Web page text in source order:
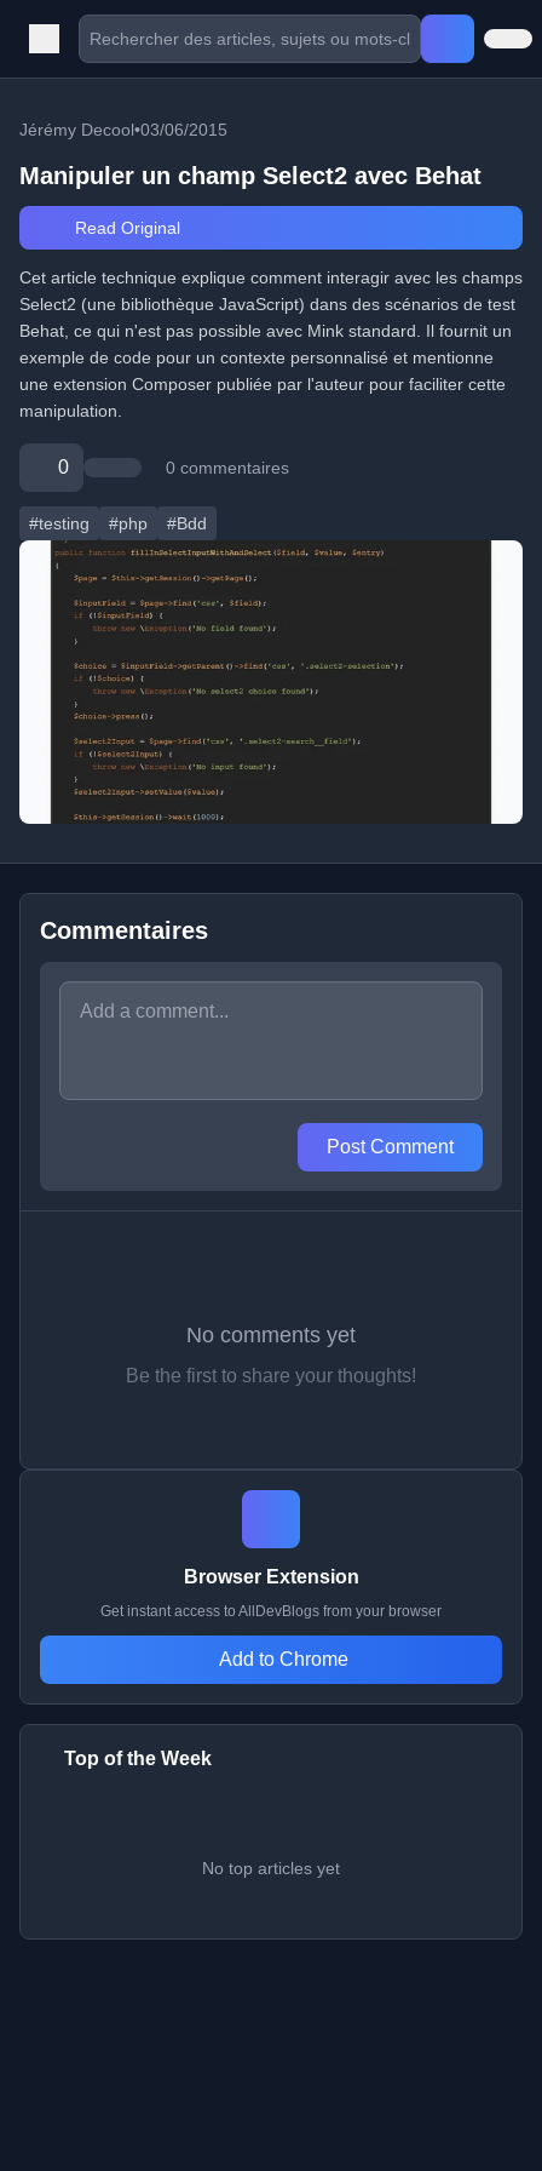
Jérémy Decool•03/06/2015
Manipuler un champ Select2 avec Behat
Read Original
Cet article technique explique comment interagir avec les champs
Select2 (une bibliothèque JavaScript) dans des scénarios de test
Behat, ce qui n'est pas possible avec Mink standard. Il fournit un
exemple de code pour un contexte personnalisé et mentionne
une extension Composer publiée par l'auteur pour faciliter cette
manipulation.
0 0 commentaires
#testing #php #Bdd
Commentaires
Post Comment
No comments yet
Be the first to share your thoughts!
Browser Extension
Get instant access to AllDevBlogs from your browser
Add to Chrome
Top of the Week
No top articles yet